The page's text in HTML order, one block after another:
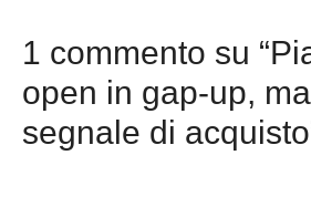
1 commento su
open in gap-up,
segnale di